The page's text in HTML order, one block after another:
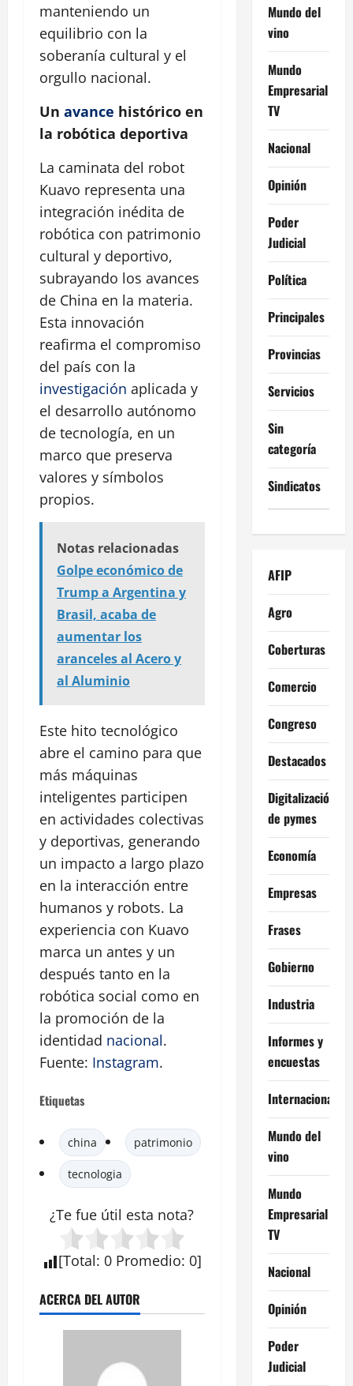
manteniendo un
equilibrio con la
soberanía cultural y el
orgullo nacional.
Un avance histórico en
la robótica deportiva
La caminata del robot
Kuavo representa una
integración inédita de
robótica con patrimonio
cultural y deportivo,
subrayando los avances
de China en la materia.
Esta innovación
reafirma el compromiso
del país con la
investigación aplicada y
el desarrollo autónomo
de tecnología, en un
marco que preserva
valores y símbolos
propios.
Notas relacionadas
Golpe económico de
Trump a Argentina y
Brasil, acaba de
aumentar los
aranceles al Acero y
al Aluminio
Este hito tecnológico
abre el camino para que
más máquinas
inteligentes participen
en actividades colectivas
y deportivas, generando
un impacto a largo plazo
en la interacción entre
humanos y robots. La
experiencia con Kuavo
marca un antes y un
después tanto en la
robótica social como en
la promoción de la
identidad nacional.
Fuente: Instagram.
Etiquetas
china patrimonio
tecnologia
¿Te fue útil esta nota?
[Total: 0 Promedio: 0]
ACERCA DEL AUTOR
Mundo del
vino
Mundo
Empresarial
TV
Nacional
Opinión
Poder
Judicial
Política
Principales
Provincias
Servicios
Sin
categoría
Sindicatos
AFIP
Agro
Coberturas
Comercio
Congreso
Destacados
Digitalización
de pymes
Economía
Empresas
Frases
Gobierno
Industria
Informes y
encuestas
Internacional
Mundo del
vino
Mundo
Empresarial
TV
Nacional
Opinión
Poder
Judicial